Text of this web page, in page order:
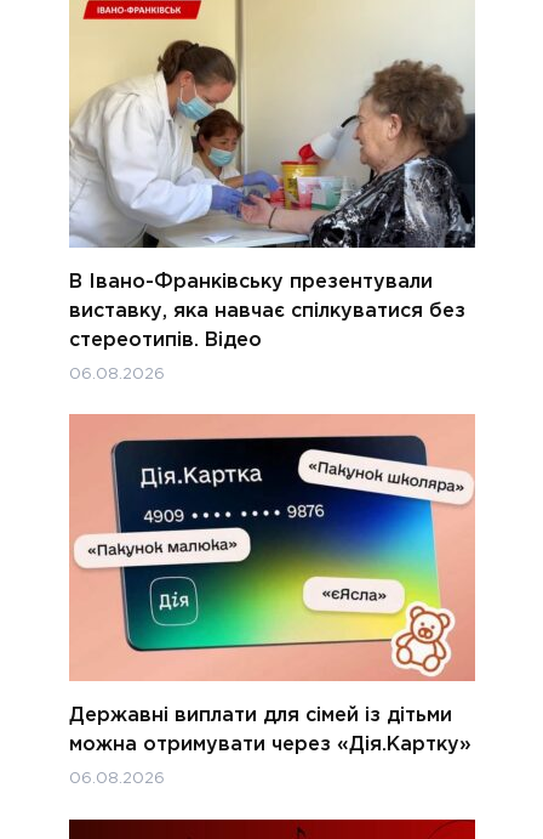
В Івано-Франківську презентували
виставку, яка навчає спілкуватися без
стереотипів. Відео
06.08.2026
Державні виплати для сімей із дітьми
можна отримувати через «Дія.Картку»
06.08.2026